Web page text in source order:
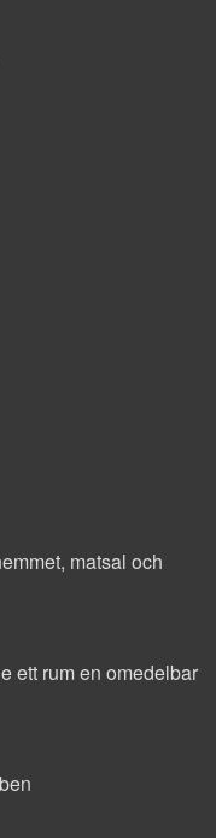
matsal och
ett rum en omedelbar